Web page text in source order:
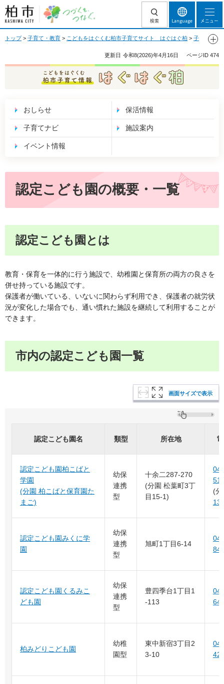
柏市 つづくを、
つなぐ。
検索 Language メニュー
トップ> 子育て・教育 > こどもをはぐくむ柏市子育てサイト はぐはぐ柏 > 子
更新日 令和8(2026)年4月16日 ページID 474
こどもをはぐくむ 柏市子育て情報 はぐはぐ
柏
おしらせ 保活情報
子育てナビ 施設案内
イベント情報
認定こども園の概要・一覧
認定こども園とは
教育・保育を一体的に行う施設で、幼稚園と保育所の両方の良さを
併せ持っている施設です。
保護者が働いている、いないに関わらず利用でき、保護者の就労状
況が変化した場合でも、通い慣れた施設を継続して利用することが
できます。
市内の認定こども園一覧
画面サイズで表示
認定こども園名 類型 所在地
認定こども園柏こばと
学園
(分園 柏こばと保育園た
まご)
幼保
連携
型
十余二287-270
(分園 松葉町3丁
目15-1)
(
認定こども園みくに学
園
幼保
連携
型
旭町1丁目6-14
認定こども園くるみこ
ども園
幼保
連携
型
豊四季台1丁目1
-113
柏みどりこども園
幼稚
園型
東中新宿3丁目2
3-10